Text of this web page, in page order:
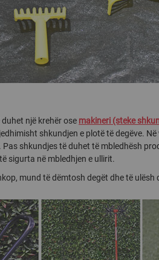
një krehër ose makineri (steke
shkundjen e plotë të degëve.
shkundjes të duhet të mbledhësh
sigurta në mbledhjen e ullirit.
mund të dëmtosh degët dhe të